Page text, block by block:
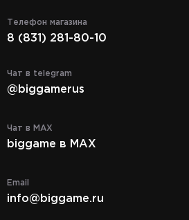
Телефон магазина
8 (831) 281-80-10
Чат в telegram
@biggamerus
Чат в MAX
biggame в MAX
Email
info@biggame.ru